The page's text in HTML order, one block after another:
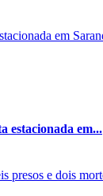
estacionada em...